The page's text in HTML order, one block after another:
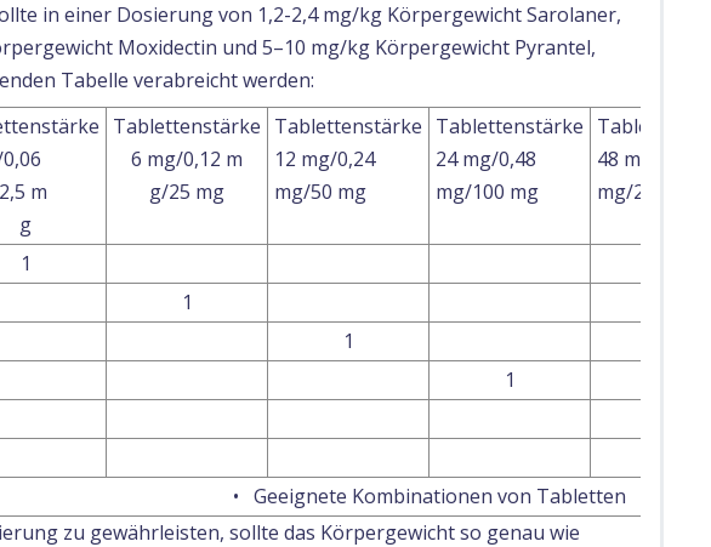
in einer Dosierung von 1,2-2,4 mg/kg Körpergewicht Sarolaner,
Moxidectin und 5–10 mg/kg Körpergewicht Pyrantel,
Tabelle verabreicht werden:
m
g
Tablettenstärke
6 mg/0,12 m
g/25 mg
Tablettenstärke
12 mg/0,24
mg/50 mg
Tablettenstärke
24 mg/0,48
mg/100 mg
48 mg/0,96
mg/200 mg
1
1
1
1
• Geeignete Kombinationen von Tabletten
zu gewährleisten, sollte das Körpergewicht so genau wie